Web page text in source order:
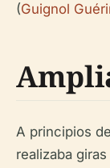
(Guignol
A principios
realizaba